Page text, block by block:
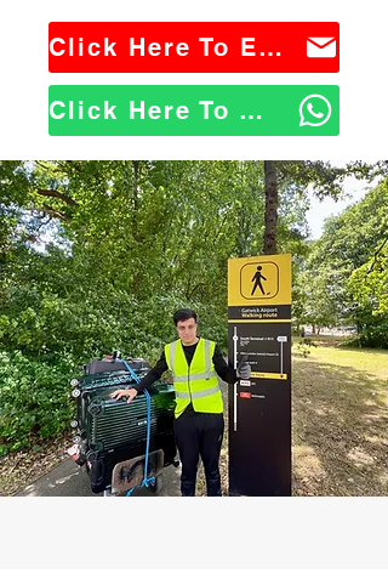
Click Here To Email Us
Click Here To WhatsApp Us